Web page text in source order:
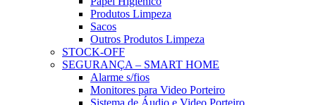
Produtos Limpeza
Sacos
Outros Produtos Limpeza
STOCK-OFF
SEGURANÇA – SMART HOME
Alarme s/fios
Monitores para Video Porteiro
Sistema de Áudio e Video Porteiro